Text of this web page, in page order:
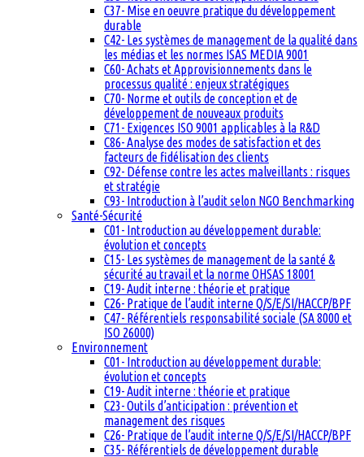
C37- Mise en oeuvre pratique du développement
durable
C42- Les systèmes de management de la qualité dans
les médias et les normes ISAS MEDIA 9001
C60- Achats et Approvisionnements dans le
processus qualité : enjeux stratégiques
C70- Norme et outils de conception et de
développement de nouveaux produits
C71- Exigences ISO 9001 applicables à la R&D
C86- Analyse des modes de satisfaction et des
facteurs de fidélisation des clients
C92- Défense contre les actes malveillants : risques
et stratégie
C93- Introduction à l’audit selon NGO Benchmarking
Santé-Sécurité
C01- Introduction au développement durable:
évolution et concepts
C15- Les systèmes de management de la santé &
sécurité au travail et la norme OHSAS 18001
C19- Audit interne : théorie et pratique
C26- Pratique de l’audit interne Q/S/E/SI/HACCP/BPF
C47- Référentiels responsabilité sociale (SA 8000 et
ISO 26000)
Environnement
C01- Introduction au développement durable:
évolution et concepts
C19- Audit interne : théorie et pratique
C23- Outils d’anticipation : prévention et
management des risques
C26- Pratique de l’audit interne Q/S/E/SI/HACCP/BPF
C35- Référentiels de développement durable